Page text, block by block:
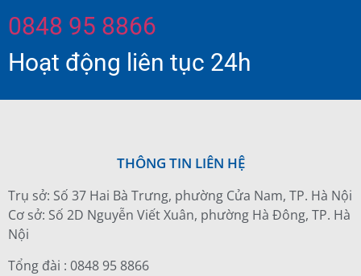
0848 95 8866
Hoạt động liên tục 24h
THÔNG TIN LIÊN HỆ
Trụ sở: Số 37 Hai Bà Trưng, phường Cửa Nam, TP. Hà Nội
Cơ sở: Số 2D Nguyễn Viết Xuân, phường Hà Đông, TP. Hà
Nội
Tổng đài : 0848 95 8866